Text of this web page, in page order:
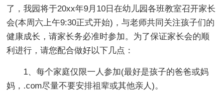
了，我园将于20xx年9月10日在幼儿园各班教室召开家长
会(本周六上午9:30正式开始)，与老师共同关注孩子们的
健康成长，请家长务必准时参加。为了保证家长会的顺
利进行，请您配合做好以下几点：
1、每个家庭仅限一人参加(最好是孩子的爸爸或妈
妈，.com尽量不要安排祖辈或其他亲人)。